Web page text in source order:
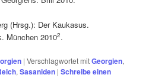
(Hrsg.): Der Kaukasus.
München 20102.
|Verschlagwortet mitGeorgien,
,Sasaniden |Schreibe einen